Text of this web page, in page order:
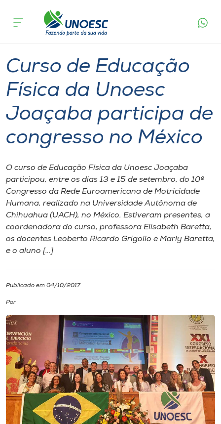
Cursos
Pesquisa
Atendimento ao Estudante
Portal de Ensino
A
Unoesc
Internacionalização
I.nova
Cultura
CPA
Biblioteca
Editora
Rádio
acontece
Curso de Educação
Física da Unoesc
Joaçaba participa de
congresso no México
O curso de Educação Física da Unoesc Joaçaba
participou, entre os dias 13 e 15 de setembro, do 10º
Congresso da Rede Euroamericana de Motricidade
Humana, realizado na Universidade Autônoma de
Chihuahua (UACH), no México. Estiveram presentes, a
coordenadora do curso, professora Elisabeth Baretta,
os docentes Leoberto Ricardo Grigollo e Marly Baretta,
e o aluno […]
Publicado em 04/10/2017
Por